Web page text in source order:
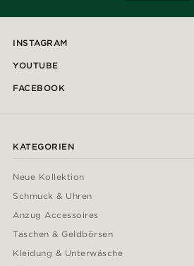
INSTAGRAM
YOUTUBE
FACEBOOK
KATEGORIEN
Neue Kollektion
Schmuck & Uhren
Anzug Accessoires
Taschen & Geldbörsen
Kleidung & Unterwäsche